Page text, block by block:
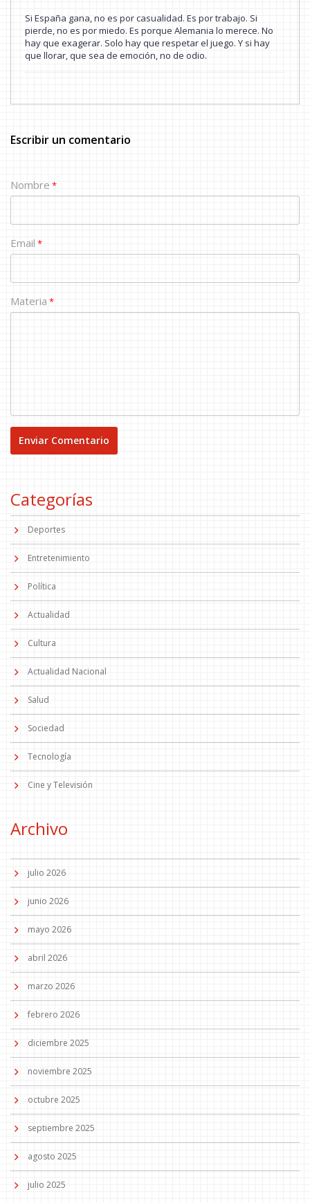
Si España gana, no es por casualidad. Es por trabajo. Si
pierde, no es por miedo. Es porque Alemania lo merece. No
hay que exagerar. Solo hay que respetar el juego. Y si hay
que llorar, que sea de emoción, no de odio.
Escribir un comentario
Nombre *
Email *
Materia *
Categorías
Deportes
Entretenimiento
Política
Actualidad
Cultura
Actualidad Nacional
Salud
Sociedad
Tecnología
Cine y Televisión
Archivo
julio 2026
junio 2026
mayo 2026
abril 2026
marzo 2026
febrero 2026
diciembre 2025
noviembre 2025
octubre 2025
septiembre 2025
agosto 2025
julio 2025